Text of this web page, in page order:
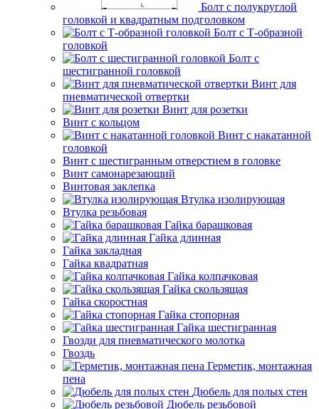
Болт с полукруглой
головкой и квадратным подголовком
Болт с Т-образной
головкой
Болт с
шестигранной головкой
Винт для
пневматической отвертки
Винт для розетки
Винт с кольцом
Винт с накатанной
головкой
Винт с шестигранным отверстием в головке
Винт самонарезающий
Винтовая заклепка
Втулка изолирующая
Втулка резьбовая
Гайка барашковая
Гайка длинная
Гайка закладная
Гайка квадратная
Гайка колпачковая
Гайка скользящая
Гайка скоростная
Гайка стопорная
Гайка шестигранная
Гвозди для пневматического молотка
Гвоздь
Герметик, монтажная
пена
Дюбель для полых стен
Дюбель резьбовой